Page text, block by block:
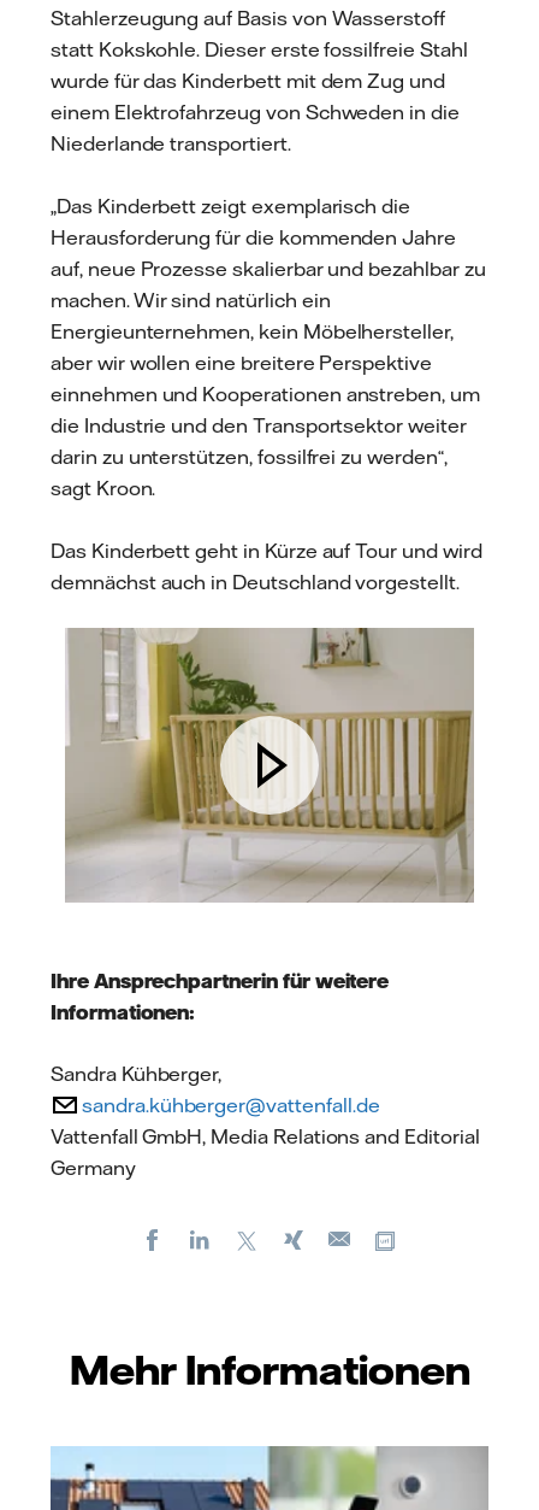
Stahlerzeugung auf Basis von Wasserstoff
statt Kokskohle. Dieser erste fossilfreie Stahl
wurde für das Kinderbett mit dem Zug und
einem Elektrofahrzeug von Schweden in die
Niederlande transportiert.
„Das Kinderbett zeigt exemplarisch die
Herausforderung für die kommenden Jahre
auf, neue Prozesse skalierbar und bezahlbar zu
machen. Wir sind natürlich ein
Energieunternehmen, kein Möbelhersteller,
aber wir wollen eine breitere Perspektive
einnehmen und Kooperationen anstreben, um
die Industrie und den Transportsektor weiter
darin zu unterstützen, fossilfrei zu werden“,
sagt Kroon.
Das Kinderbett geht in Kürze auf Tour und wird
demnächst auch in Deutschland vorgestellt.
Ihre Ansprechpartnerin für weitere
Informationen:
Sandra Kühberger,
sandra.kühberger@vattenfall.de
Vattenfall GmbH, Media Relations and Editorial
Germany
FacebookLinkedIn Xing
E-
Mehr Informationen